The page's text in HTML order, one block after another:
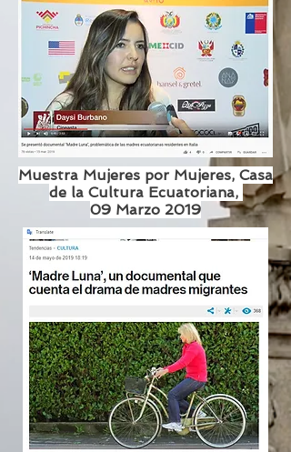
Muestra Mujeres por Mujeres, Casa
de la Cultura Ecuatoriana,
09 Marzo 2019